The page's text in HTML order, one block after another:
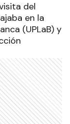
del
en la
(UPLaB) y